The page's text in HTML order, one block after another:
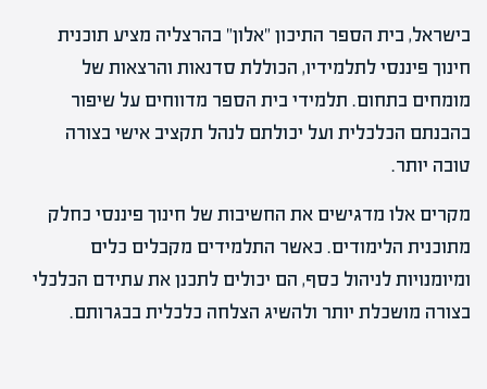
בישראל, בית הספר התיכון "אלון" בהרצליה מציע תוכנית
חינוך פיננסי לתלמידיו, הכוללת סדנאות והרצאות של
מומחים בתחום. תלמידי בית הספר מדווחים על שיפור
בהבנתם הכלכלית ועל יכולתם לנהל תקציב אישי בצורה
טובה יותר.
מקרים אלו מדגישים את החשיבות של חינוך פיננסי כחלק
מתוכנית הלימודים. כאשר התלמידים מקבלים כלים
ומיומנויות לניהול כסף, הם יכולים לתכנן את עתידם הכלכלי
בצורה מושכלת יותר ולהשיג הצלחה כלכלית בבגרותם.